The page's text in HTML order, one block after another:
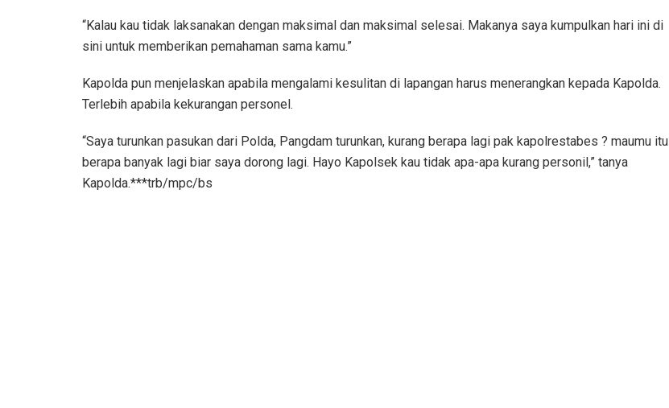
“Kalau kau tidak laksanakan dengan maksimal dan maksimal selesai. Makanya saya kumpulkan hari ini di
sini untuk memberikan pemahaman sama kamu.”
Kapolda pun menjelaskan apabila mengalami kesulitan di lapangan harus menerangkan kepada Kapolda.
Terlebih apabila kekurangan personel.
“Saya turunkan pasukan dari Polda, Pangdam turunkan, kurang berapa lagi pak kapolrestabes ? maumu itu
berapa banyak lagi biar saya dorong lagi. Hayo Kapolsek kau tidak apa-apa kurang personil,” tanya
Kapolda.***trb/mpc/bs